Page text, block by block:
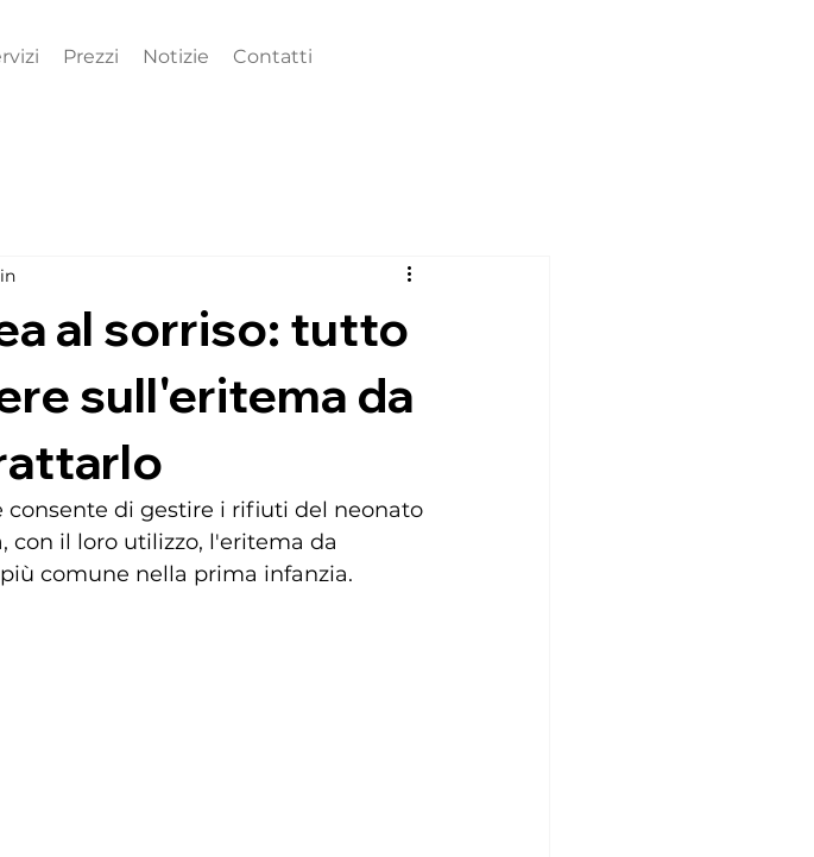
Prezzi Notizie Contatti
al sorriso: tutto
sull'eritema da
di gestire i rifiuti del neonato
con il loro utilizzo, l'eritema da
comune nella prima infanzia.